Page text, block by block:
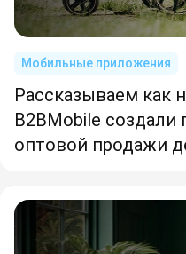
Мобильные приложения
Рассказываем как
B2BMobile
оптовой продажи